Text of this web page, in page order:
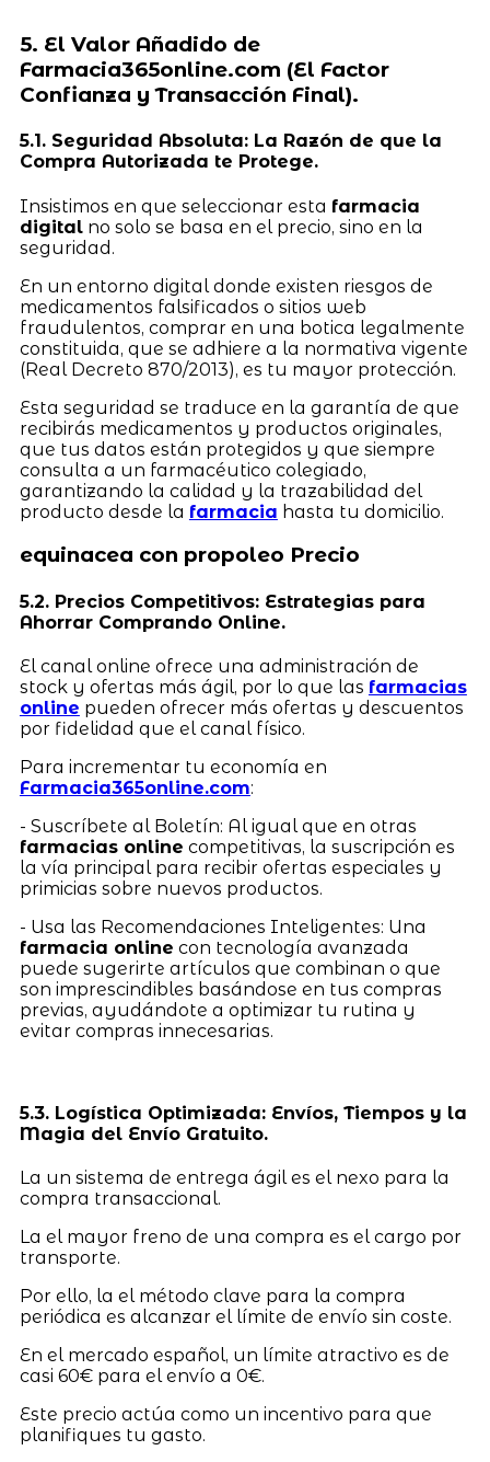
5. El Valor Añadido de
Farmacia365online.com (El Factor
Confianza y Transacción Final).
5.1. Seguridad Absoluta: La Razón de que la
Compra Autorizada te Protege.
Insistimos en que seleccionar esta farmacia
digitalno solo se basa en el precio, sino en la
seguridad.
En un entorno digital donde existen riesgos de
medicamentos falsificados o sitios web
fraudulentos, comprar en una botica legalmente
constituida, que se adhiere a la normativa vigente
(Real Decreto 870/2013), es tu mayor protección.
Esta seguridad se traduce en la garantía de que
recibirás medicamentos y productos originales,
que tus datos están protegidos y que siempre
consulta a un farmacéutico colegiado,
garantizando la calidad y la trazabilidad del
producto desde la farmacia hasta tu domicilio.
equinacea con propoleo Precio
5.2. Precios Competitivos: Estrategias para
Ahorrar Comprando Online.
El canal online ofrece una administración de
stock y ofertas más ágil, por lo que las farmacias
online pueden ofrecer más ofertas y descuentos
por fidelidad que el canal físico.
Para incrementar tu economía en
Farmacia365online.com:
- Suscríbete al Boletín: Al igual que en otras
farmacias online competitivas, la suscripción es
la vía principal para recibir ofertas especiales y
primicias sobre nuevos productos.
- Usa las Recomendaciones Inteligentes: Una
farmacia online con tecnología avanzada
puede sugerirte artículos que combinan o que
son imprescindibles basándose en tus compras
previas, ayudándote a optimizar tu rutina y
evitar compras innecesarias.
5.3. Logística Optimizada: Envíos, Tiempos y la
Magia del Envío Gratuito.
La un sistema de entrega ágil es el nexo para la
compra transaccional.
La el mayor freno de una compra es el cargo por
transporte.
Por ello, la el método clave para la compra
periódica es alcanzar el límite de envío sin coste.
En el mercado español, un límite atractivo es de
casi 60€ para el envío a 0€.
Este precio actúa como un incentivo para que
planifiques tu gasto.